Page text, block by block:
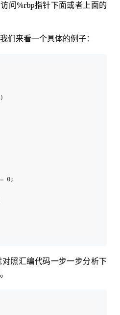
问%rbp指针下面或者上面的
们来看一个具体的例子：
0;
照汇编代码一步一步分析下